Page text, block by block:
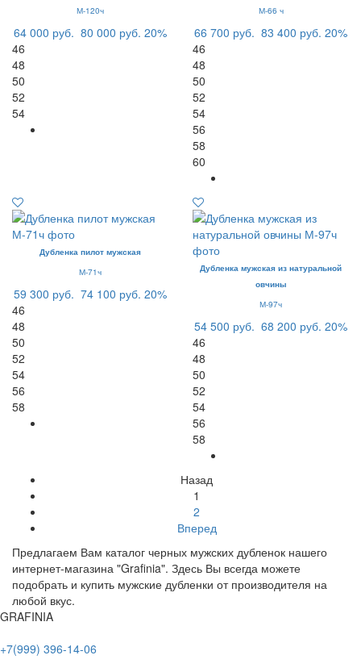
М-120ч
64 000 руб. 80 000 руб. 20%
46
48
50
52
54
М-66 ч
66 700 руб. 83 400 руб. 20%
46
48
50
52
54
56
58
60
Дубленка пилот мужская
М-71ч
59 300 руб. 74 100 руб. 20%
46
48
50
52
54
56
58
Дубленка мужская из натуральной
овчины
М-97ч
54 500 руб. 68 200 руб. 20%
46
48
50
52
54
56
58
Назад
1
2
Вперед
Предлагаем Вам каталог черных мужских дубленок нашего
интернет-магазина "Grafinia". Здесь Вы всегда можете
подобрать и купить мужские дубленки от производителя на
любой вкус.
GRAFINIA
+7(999) 396-14-06